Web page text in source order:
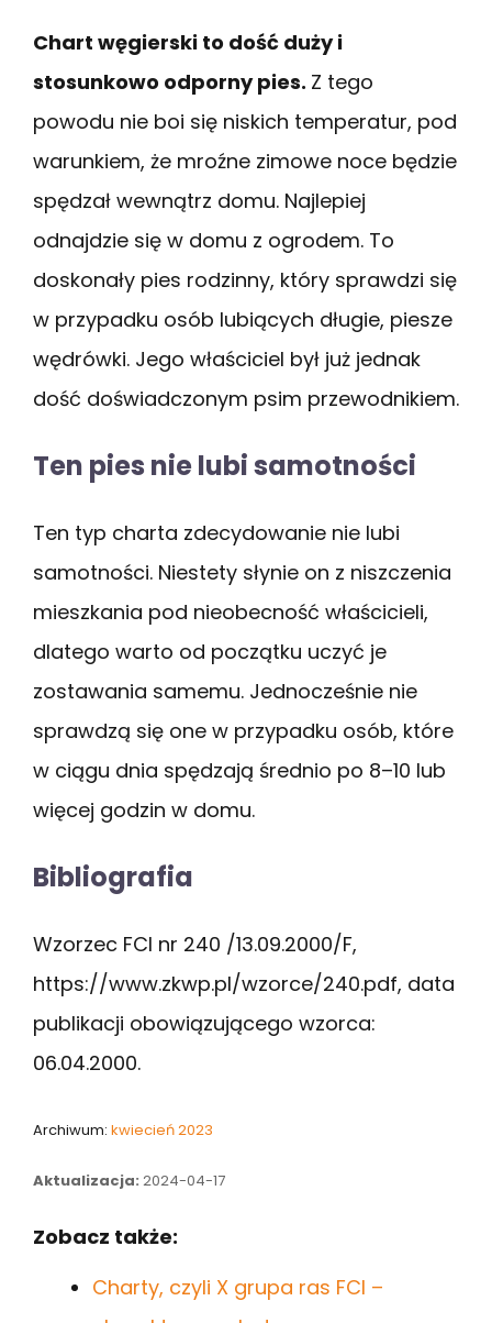
Chart węgierski to dość duży i
stosunkowo odporny pies. Z tego
powodu nie boi się niskich temperatur, pod
warunkiem, że mroźne zimowe noce będzie
spędzał wewnątrz domu. Najlepiej
odnajdzie się w domu z ogrodem. To
doskonały pies rodzinny, który sprawdzi się
w przypadku osób lubiących długie, piesze
wędrówki. Jego właściciel był już jednak
dość doświadczonym psim przewodnikiem.
Ten pies nie lubi samotności
Ten typ charta zdecydowanie nie lubi
samotności. Niestety słynie on z niszczenia
mieszkania pod nieobecność właścicieli,
dlatego warto od początku uczyć je
zostawania samemu. Jednocześnie nie
sprawdzą się one w przypadku osób, które
w ciągu dnia spędzają średnio po 8–10 lub
więcej godzin w domu.
Bibliografia
Wzorzec FCI nr 240 /13.09.2000/F,
https://www.zkwp.pl/wzorce/240.pdf, data
publikacji obowiązującego wzorca:
06.04.2000.
Archiwum: kwiecień 2023
Aktualizacja: 2024-04-17
Zobacz także:
Charty, czyli X grupa ras FCI –